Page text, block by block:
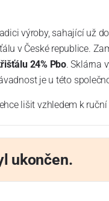
výroby, sahající už
v České republice.
24% Pbo. Sklárna
je u této
lišit vzhledem k ruční
ukončen.